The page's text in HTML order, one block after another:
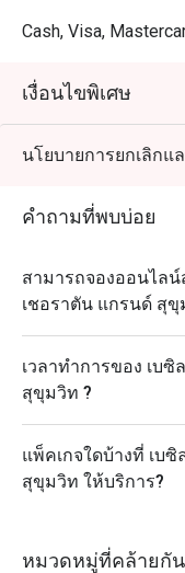
Cash, Visa,
เงื่อนไขพิเศษ
นโยบายการยกเลิกแ
คำถามที่พบบ่อย
สามารถจองออนไลน์
เชอราตัน แกรนด์ สุ
เวลาทำการของ เบ
สุขุมวิท ?
แพ็คเกจใดบ้างที่ เบ
สุขุมวิท ให้บริการ?
หมวดหมู่ที่คล้ายกัน